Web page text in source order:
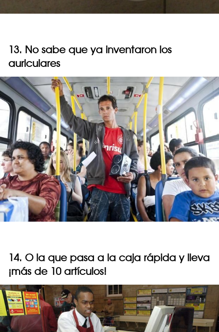
13. No sabe que ya inventaron los
auriculares
14. O la que pasa a la caja rápida y lleva
¡más de 10 artículos!